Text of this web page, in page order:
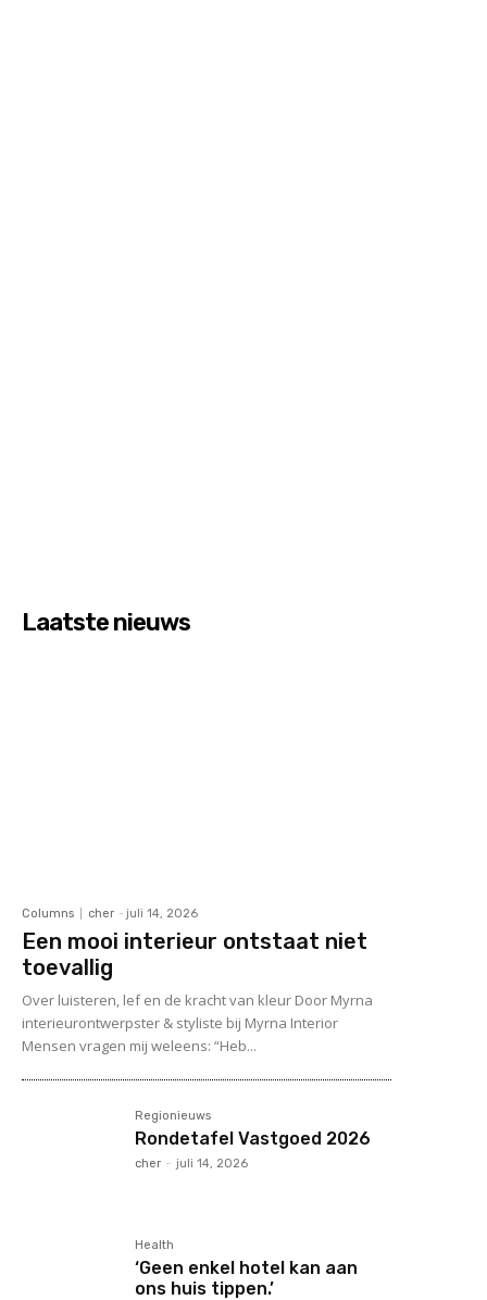
Laatste nieuws
Columns cher - juli 14, 2026
Een mooi interieur ontstaat niet
toevallig
Over luisteren, lef en de kracht van kleur Door Myrna
interieurontwerpster & styliste bij Myrna Interior
Mensen vragen mij weleens: “Heb...
Regionieuws
Rondetafel Vastgoed 2026
cher - juli 14, 2026
Health
‘Geen enkel hotel kan aan
ons huis tippen.’